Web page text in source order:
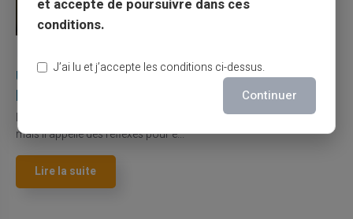
Utilisation responsable du paiement mobile avec
la carte Veritas
Le paiement mobile s'est imposé dans les habitudes quotidiennes,
mais il appelle des réflexes pour é...
Lire la suite
et accepte de poursuivre dans ces
conditions.
J’ai lu et j’accepte les conditions ci-dessus.
Continuer